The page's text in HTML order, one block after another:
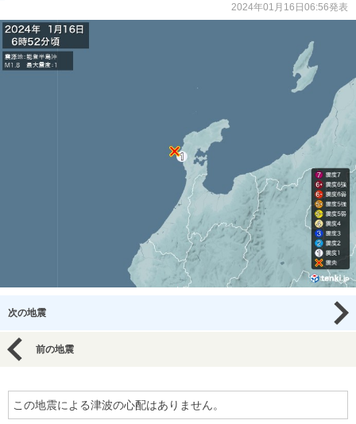
2024年01月16日06:56発表
次の地震
前の地震
この地震による津波の心配はありません。